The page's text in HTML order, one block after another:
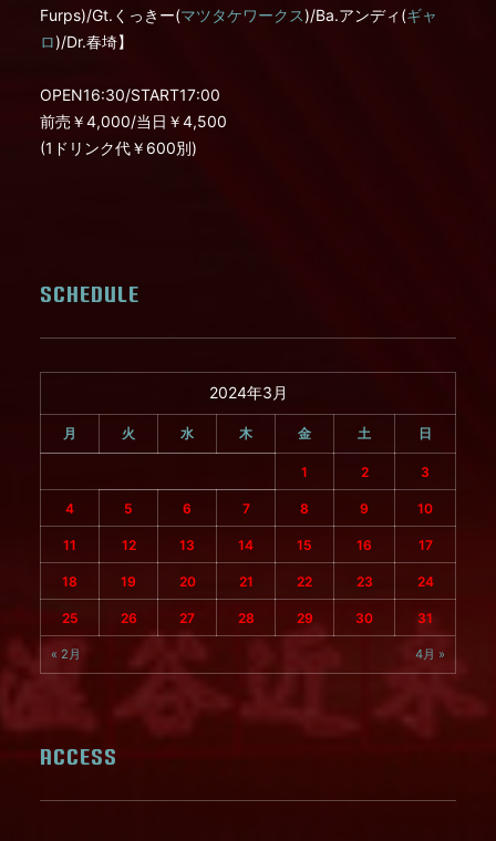
Furps)/Gt.くっきー(マツタケワークス)/Ba.アンディ(ギャ
ロ)/Dr.春埼】
OPEN16:30/START17:00
前売￥4,000/当日￥4,500
(1ドリンク代￥600別)
SCHEDULE
2024年3月
月 火 水 木 金 土 日
1 2 3
4 5 6 7 8 9 10
11 12 13 14 15 16 17
18 19 20 21 22 23 24
25 26 27 28 29 30 31
« 2月 4月 »
ACCESS